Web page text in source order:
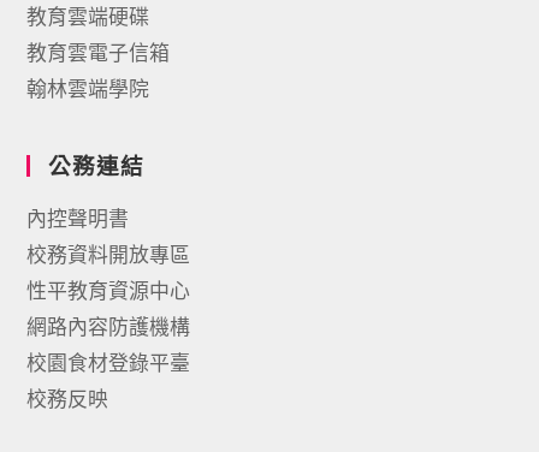
教育雲端硬碟
教育雲電子信箱
翰林雲端學院
公務連結
內控聲明書
校務資料開放專區
性平教育資源中心
網路內容防護機構
校園食材登錄平臺
校務反映